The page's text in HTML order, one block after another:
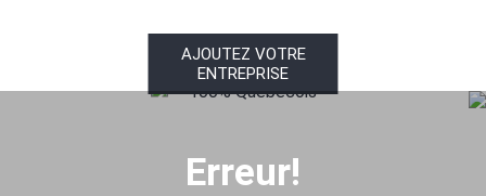
100% Québécois
AJOUTEZ VOTRE
ENTREPRISE
Erreur!